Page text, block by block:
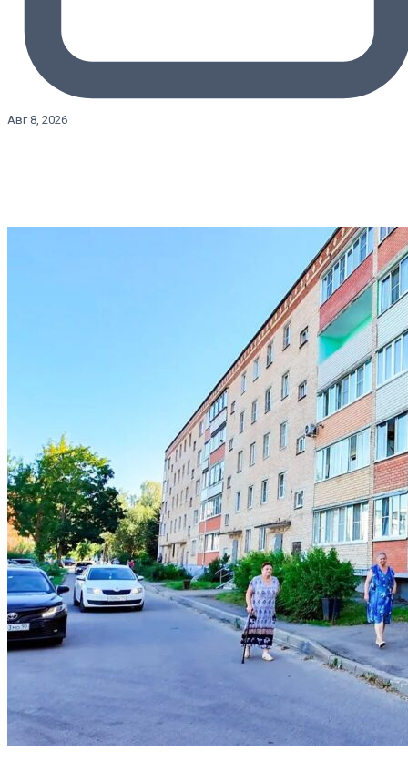
Авг 8, 2026